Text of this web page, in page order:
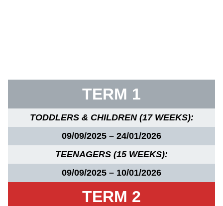
TERM 1
TODDLERS & CHILDREN (17 WEEKS):
09/09/2025 – 24/01/2026
TEENAGERS (15 WEEKS):
09/09/2025 – 10/01/2026
TERM 2